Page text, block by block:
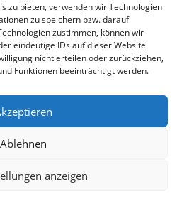
zu bieten, verwenden wir Technologien
zu speichern bzw. darauf
zustimmen, können wir
eindeutige IDs auf dieser Website
nicht erteilen oder zurückziehen,
Funktionen beeinträchtigt werden.
Ablehnen
anzeigen